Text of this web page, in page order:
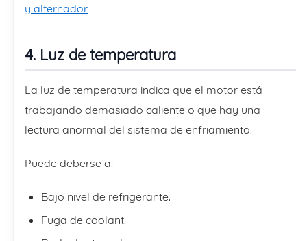
y alternador
4. Luz de temperatura
La luz de temperatura indica que el motor está
trabajando demasiado caliente o que hay una
lectura anormal del sistema de enfriamiento.
Puede deberse a:
Bajo nivel de refrigerante.
Fuga de coolant.